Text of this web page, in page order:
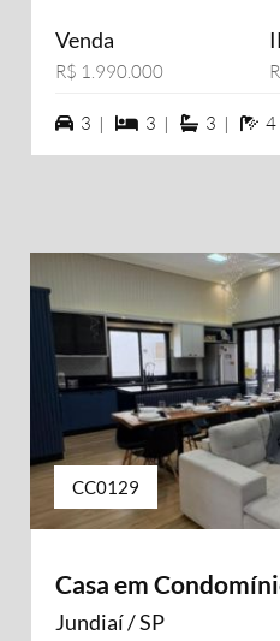
Venda
R$ 1.990.000
3 vagas na garagem
3 | 3 dormiórios
3 | 3 suítes
3 | 4
CC0129
Casa em
Jundiaí / SP